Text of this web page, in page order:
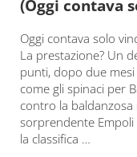
(Oggi contava
Oggi contava solo
La prestazione? Un
punti, dopo due
come gli spinaci per
contro la
sorprendente
la classifica …